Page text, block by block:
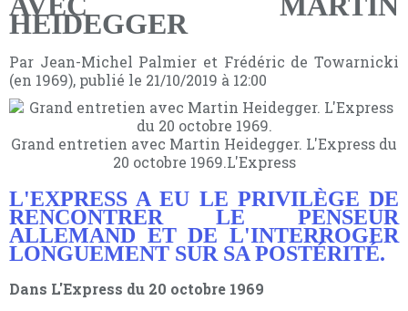
HEIDEGGER
Par Jean-Michel Palmier et Frédéric de Towarnicki
(en 1969), publié le 21/10/2019 à 12:00
Grand entretien avec Martin Heidegger. L'Express du
20 octobre 1969.L'Express
L'EXPRESS A EU LE PRIVILÈGE DE
RENCONTRER LE PENSEUR
ALLEMAND ET DE L'INTERROGER
LONGUEMENT SUR SA POSTÉRITÉ.
Dans L'Express du 20 octobre 1969